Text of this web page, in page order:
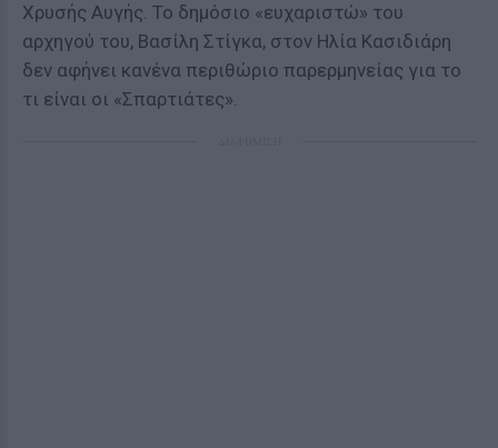
Χρυσής Αυγής. Το δημόσιο «ευχαριστώ» του
αρχηγού του, Βασίλη Στίγκα, στον Ηλία Κασιδιάρη
δεν αφήνει κανένα περιθώριο παρερμηνείας για το
τι είναι οι «Σπαρτιάτες».